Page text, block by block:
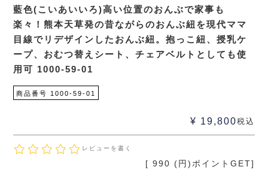
藍色(こいあいいろ)高い位置のおんぶで家事も
楽々！熊本天草発の昔ながらのおんぶ紐を現代ママ
目線でリデザインしたおんぶ紐。抱っこ紐、授乳ケ
ープ、おむつ替えシート、チェアベルトとしても使
用可 1000-59-01
商品番号 1000-59-01
¥ 19,800税込
レビューを書く
[ 990 (円)ポイントGET]